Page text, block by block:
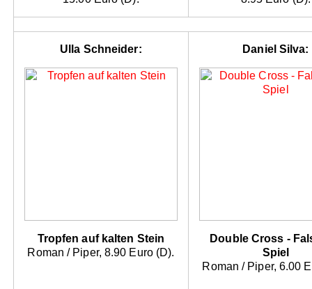
Ulla Schneider:
Tropfen auf kalten Stein
Roman / Piper, 8.90 Euro (D).
Daniel Silva:
Double Cross -
Spiel
Roman / Piper, 6.00